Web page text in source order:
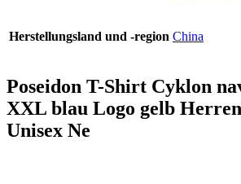
Herstellungsland und -region China
Poseidon T-Shirt Cyklon
XXL blau Logo gelb
Unisex Ne